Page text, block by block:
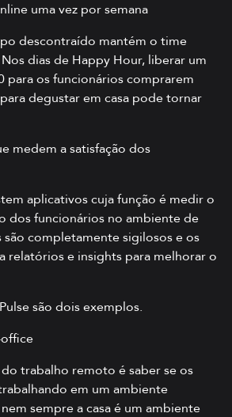
uma vez por semana
descontraído mantém o time
dias de Happy Hour, liberar um
para os funcionários comprarem
degustar em casa pode tornar
medem a satisfação dos
aplicativos cuja função é medir o
dos funcionários no ambiente de
completamente sigilosos e os
relatórios e insights para melhorar o
são dois exemplos.
trabalho remoto é saber se os
em um ambiente
sempre a casa é um ambiente